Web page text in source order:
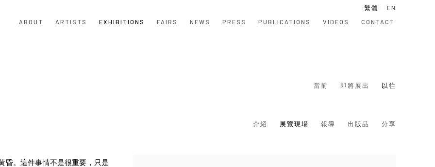
ABOUT ARTISTS EXHIBITIONS FAIRS NEWS PRESS PUBLICATIONS VIDEOS CONTACT
繁體 EN
當前 即將展出 以往
介紹 展覽現場 報導 出版品 分享
昏。這件事情不是很重要，只是